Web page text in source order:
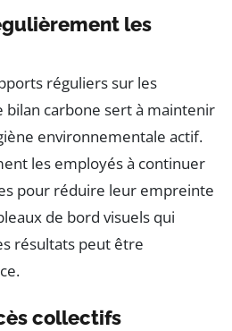
les
réguliers sur les
bilan carbone sert à maintenir
environnementale actif.
les employés à continuer
pour réduire leur empreinte
de bord visuels qui
résultats peut être
collectifs